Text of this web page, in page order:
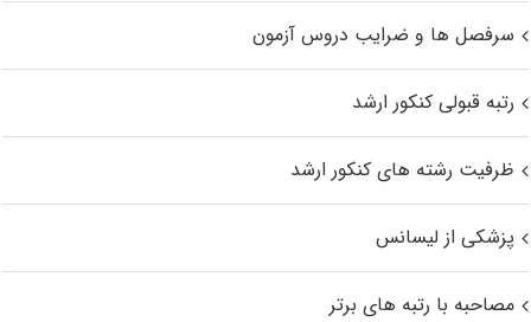
سرفصل ها و ضرایب دروس آزمون
رتبه قبولی کنکور ارشد
ظرفیت رشته های کنکور ارشد
پزشکی از لیسانس
مصاحبه با رتبه های برتر